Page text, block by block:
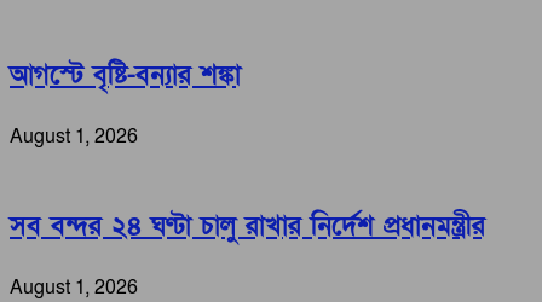
আগস্টে বৃষ্টি-বন্যার শঙ্কা
August 1, 2026
সব বন্দর ২৪ ঘণ্টা চালু রাখার নির্দেশ প্রধানমন্ত্রীর
August 1, 2026